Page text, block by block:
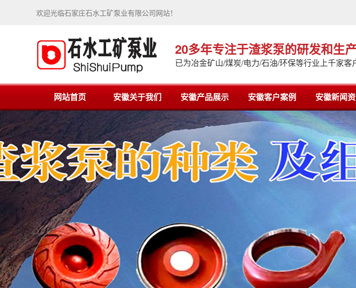
欢迎光临石家庄石水工矿泵业有限公司网站！
20多年专注于渣浆泵的研发和生
已为冶金矿山/煤炭/电力/石油/环保等行业上千家客
网站首页 安徽关于我们 安徽产品展示 安徽客户案例 安徽新闻